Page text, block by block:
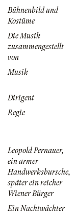
Bühnenbild und
Kostüme
Die Musik
zusammengestellt
von
Musik
Dirigent
Regie
Leopold Pernauer,
ein armer
Handwerksbursche,
später ein reicher
Wiener Bürger
Ein Nachtwächter